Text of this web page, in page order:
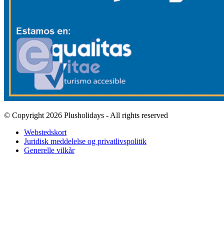
© Copyright 2026 Plusholidays - All rights reserved
Webstedskort
Juridisk meddelelse og privatlivspolitik
Generelle vilkår